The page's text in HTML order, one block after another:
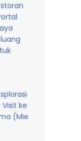
ke
(Mie